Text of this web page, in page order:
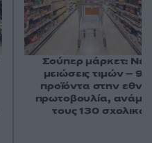
Σούπερ μάρκετ:
μειώσεις τιμών –
προϊόντα στην
πρωτοβουλία,
τους 130 σχολικά